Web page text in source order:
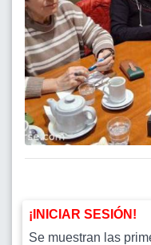
¡INICIAR SESIÓN!
Se muestran las